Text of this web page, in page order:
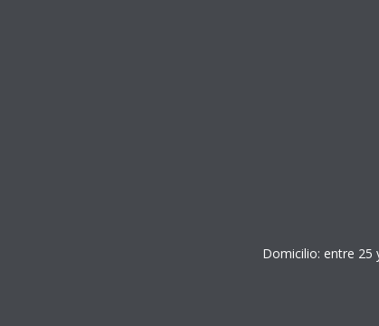
Domicilio: entre 25